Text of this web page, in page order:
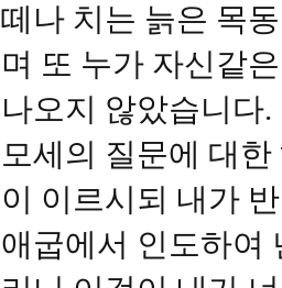
떼나 치는 늙은 목
며 또 누가 자신같
나오지 않았습니다.
모세의 질문에 대
이 이르시되 내가
애굽에서 인도하여